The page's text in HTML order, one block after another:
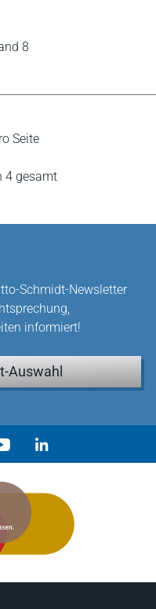
8
Seite
4 gesamt
Schmidt-Newsletter
informiert!
Auswahl